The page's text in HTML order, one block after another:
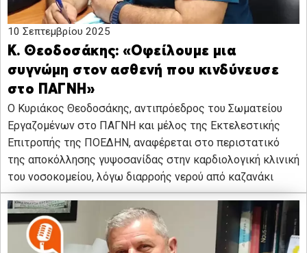
10 Σεπτεμβρίου 2025
Κ. Θεοδοσάκης: «Οφείλουμε μια
συγνώμη στον ασθενή που κινδύνευσε
στο ΠΑΓΝΗ»
Ο Κυριάκος Θεοδοσάκης, αντιπρόεδρος του Σωματείου
Εργαζομένων στο ΠΑΓΝΗ και μέλος της Εκτελεστικής
Επιτροπής της ΠΟΕΔΗΝ, αναφέρεται στο περιστατικό
της αποκόλλησης γυψοσανίδας στην καρδιολογική κλινική
του νοσοκομείου, λόγω διαρροής νερού από καζανάκι